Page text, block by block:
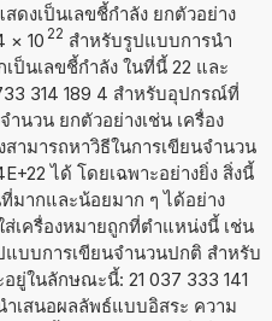
ดงเป็นเลขชี้กำลัง ยกตัวอย่าง
× 10 22 สำหรับรูปแบบการนำ
ป็นเลขชี้กำลัง ในที่นี้ 22 และ
314 189 4 สำหรับอุปกรณ์ที่
นวน ยกตัวอย่างเช่น เครื่อง
ามารถหาวิธีในการเขียนจำนวน
ได้ โดยเฉพาะอย่างยิ่ง สิ่งนี้
มากและน้อยมาก ๆ ได้อย่าง
เครื่องหมายถูกที่ตำแหน่งนี้ เช่น
บบการเขียนจำนวนปกติ สำหรับ
ยู่ในลักษณะนี้: 21 037 333 141
เสนอผลลัพธ์แบบอิสระ ความ